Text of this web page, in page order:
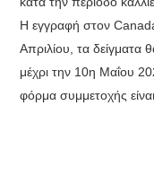
Η εγγραφή στον
Απριλίου, τα
μέχρι την 10η Μαΐου
φόρμα συμμετοχής